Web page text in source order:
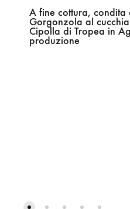
A fine cottura, condita
Gorgonzola al
Cipolla di Tropea in
produzione